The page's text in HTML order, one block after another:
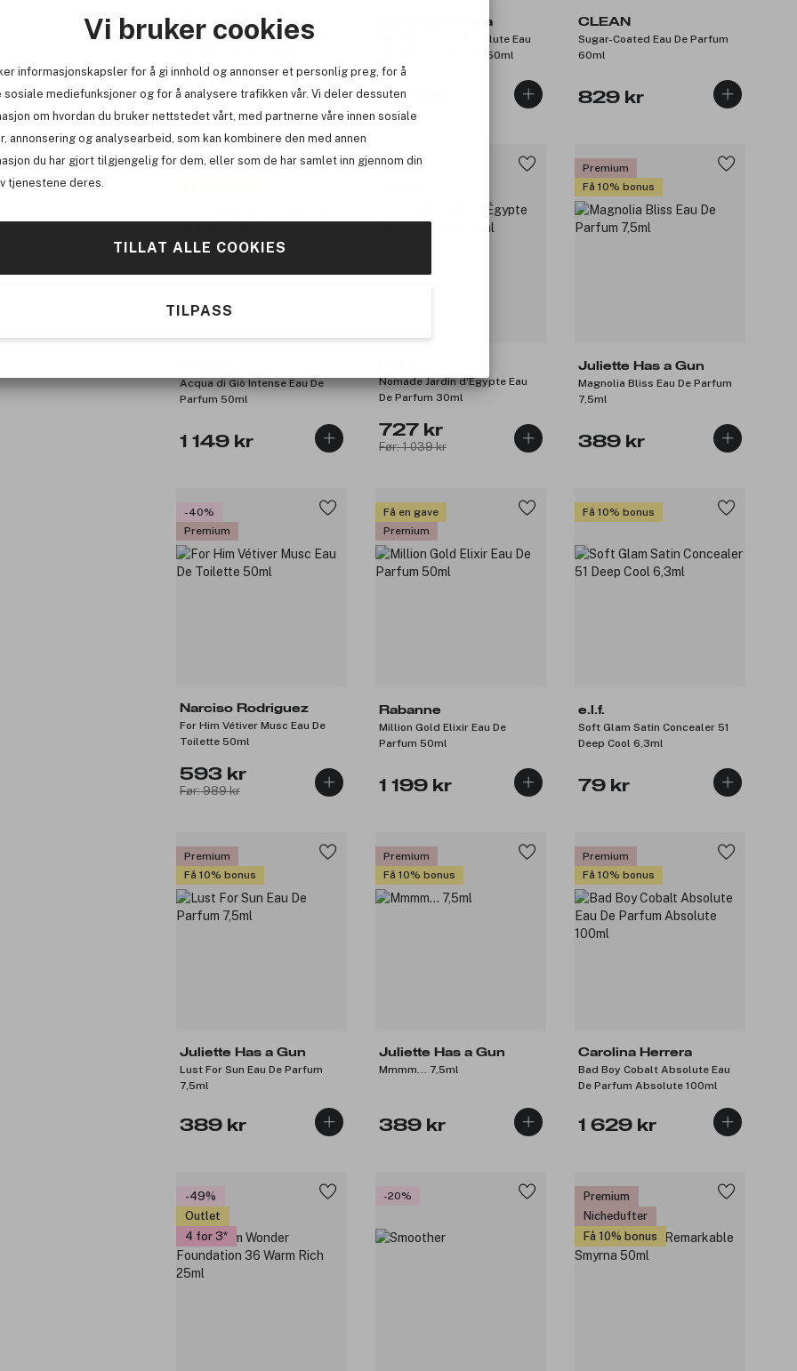
Vi bruker cookies
informasjonskapsler for å gi innhold og annonser et personlig preg, for å
sosiale mediefunksjoner og for å analysere trafikken vår. Vi deler dessuten
om hvordan du bruker nettstedet vårt, med partnerne våre innen sosiale
annonsering og analysearbeid, som kan kombinere den med annen
du har gjort tilgjengelig for dem, eller som de har samlet inn gjennom din
tjenestene deres.
TILLAT ALLE COOKIES
TILPASS
Narciso Rodriguez
For Him Musc Santal Eau De
948 kr
Før: 1 459 kr
Carolina Herrera
Bad Boy Cobalt Absolute Eau
De Parfum Absolute 50ml
1 179 kr
CLEAN
Sugar-Coated Eau De Parfum
60ml
829 kr
Premium
Acqua di Giò Intense Eau De
Parfum 50ml
1 149 kr
-30%
Nomade Jardin d'Égypte Eau
De Parfum 30ml
727 kr
Før: 1 039 kr
Premium
Få 10% bonus
Juliette Has a Gun
Magnolia Bliss Eau De Parfum
7,5ml
389 kr
-40%
Premium
Narciso Rodriguez
For Him Vétiver Musc Eau De
Toilette 50ml
593 kr
Før: 989 kr
Få en gave
Premium
Rabanne
Million Gold Elixir Eau De
Parfum 50ml
1 199 kr
Få 10% bonus
e.l.f.
Soft Glam Satin Concealer 51
Deep Cool 6,3ml
79 kr
Premium
Få 10% bonus
Juliette Has a Gun
Lust For Sun Eau De Parfum
7,5ml
389 kr
Premium
Få 10% bonus
Juliette Has a Gun
Mmmm… 7,5ml
389 kr
Premium
Få 10% bonus
Carolina Herrera
Bad Boy Cobalt Absolute Eau
De Parfum Absolute 100ml
1 629 kr
-49%
Outlet
4 for 3
-20%
Premium
Nichedufter
Få 10% bonus